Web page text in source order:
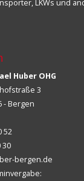
LKWs und
Huber OHG
3
- Bergen
52
30
bergen.de